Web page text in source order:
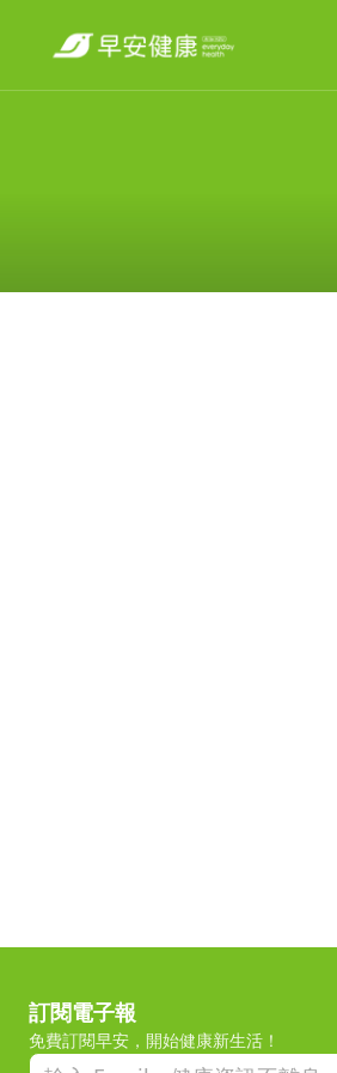
訂閱電子報
免費訂閱早安，開始健康新生活！